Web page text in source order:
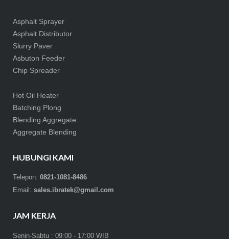
Asphalt Sprayer
Asphalt Distributor
Slurry Paver
Asbuton Feeder
Chip Spreader
Hot Oil Heater
Batching Plong
Blending Aggregate
Aggregate Blending
HUBUNGI KAMI
Telepon: 0821-1081-8486
Email: sales.ibratek@gmail.com
JAM KERJA
Senin-Sabtu : 09:00 - 17:00 WIB